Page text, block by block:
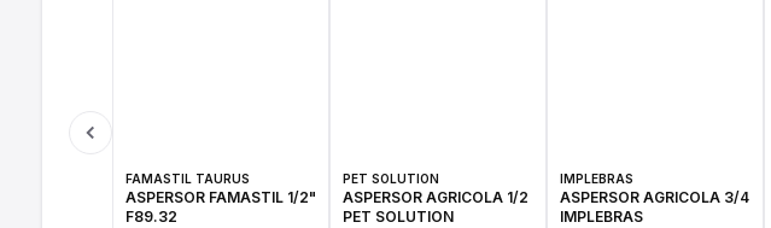
FAMASTIL TAURUS
ASPERSOR FAMASTIL 1/2"
F89.32
PET SOLUTION
ASPERSOR AGRICOLA 1/2
PET SOLUTION
IMPLEBRAS
ASPERSOR AGRICOLA 3/4
IMPLEBRAS